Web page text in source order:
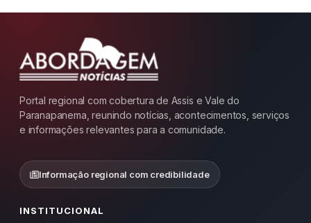
Portal regional com cobertura de Assis e Vale do
Paranapanema, reunindo notícias, acontecimentos, serviços
e informações relevantes para a comunidade.
Informação regional com credibilidade
INSTITUCIONAL